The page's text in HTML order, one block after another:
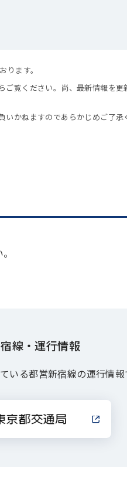
ます。
覧ください。尚、最新情報を
かねますのであらかじめご了承
線・運行情報
いる都営新宿線の運行情報